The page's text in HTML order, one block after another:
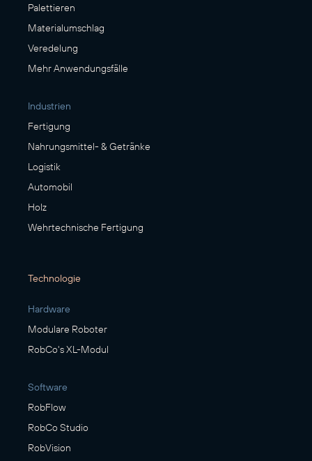
Palettieren
Materialumschlag
Veredelung
Mehr Anwendungsfälle
Industrien
Fertigung
Nahrungsmittel- & Getränke
Logistik
Automobil
Holz
Wehrtechnische Fertigung
Technologie
Hardware
Modulare Roboter
RobCo's XL-Modul
Software
RobFlow
RobCo Studio
RobVision